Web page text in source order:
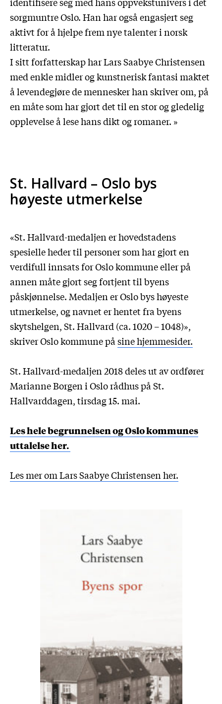
sorgmuntre Oslo. Han har også engasjert seg
aktivt for å hjelpe frem nye talenter i norsk
litteratur.
I sitt forfatterskap har Lars Saabye Christensen
med enkle midler og kunstnerisk fantasi maktet
å levendegjøre de mennesker han skriver om, på
en måte som har gjort det til en stor og gledelig
opplevelse å lese hans dikt og romaner. »
St. Hallvard – Oslo bys
høyeste utmerkelse
«St. Hallvard-medaljen er hovedstadens
spesielle heder til personer som har gjort en
verdifull innsats for Oslo kommune eller på
annen måte gjort seg fortjent til byens
påskjønnelse. Medaljen er Oslo bys høyeste
utmerkelse, og navnet er hentet fra byens
skytshelgen, St. Hallvard (ca. 1020 – 1048)»,
skriver Oslo kommune på sine hjemmesider.
St. Hallvard-medaljen 2018 deles ut av ordfører
Marianne Borgen i Oslo rådhus på St.
Hallvarddagen, tirsdag 15. mai.
Les hele begrunnelsen og Oslo kommunes
uttalelse her.
Les mer om Lars Saabye Christensen her.